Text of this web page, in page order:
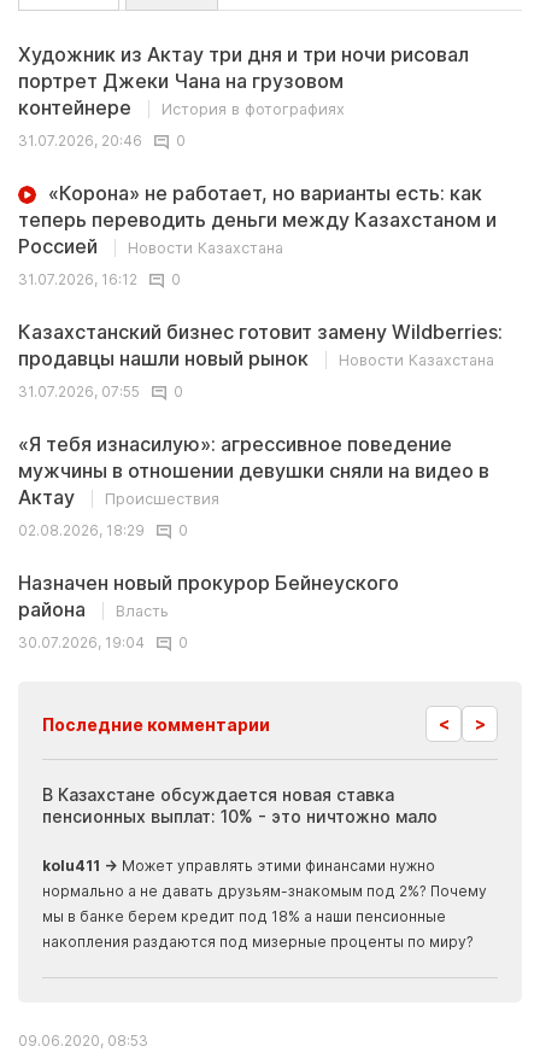
Художник из Актау три дня и три ночи рисовал
портрет Джеки Чана на грузовом
контейнере
История в фотографиях
31.07.2026, 20:46
0
«Корона» не работает, но варианты есть: как
теперь переводить деньги между Казахстаном и
Россией
Новости Казахстана
31.07.2026, 16:12
0
Казахстанский бизнес готовит замену Wildberries:
продавцы нашли новый рынок
Новости Казахстана
31.07.2026, 07:55
0
«Я тебя изнасилую»: агрессивное поведение
мужчины в отношении девушки сняли на видео в
Актау
Происшествия
02.08.2026, 18:29
0
Назначен новый прокурор Бейнеуского
района
Власть
30.07.2026, 19:04
0
Последние комментарии < >
В Казахстане обсуждается новая ставка
пенсионных выплат: 10% - это ничтожно мало
kolu411 → Может управлять этими финансами нужно
нормально а не давать друзьям-знакомым под 2%? Почему
мы в банке берем кредит под 18% а наши пенсионные
накопления раздаются под мизерные проценты по миру?
09.06.2020, 08:53